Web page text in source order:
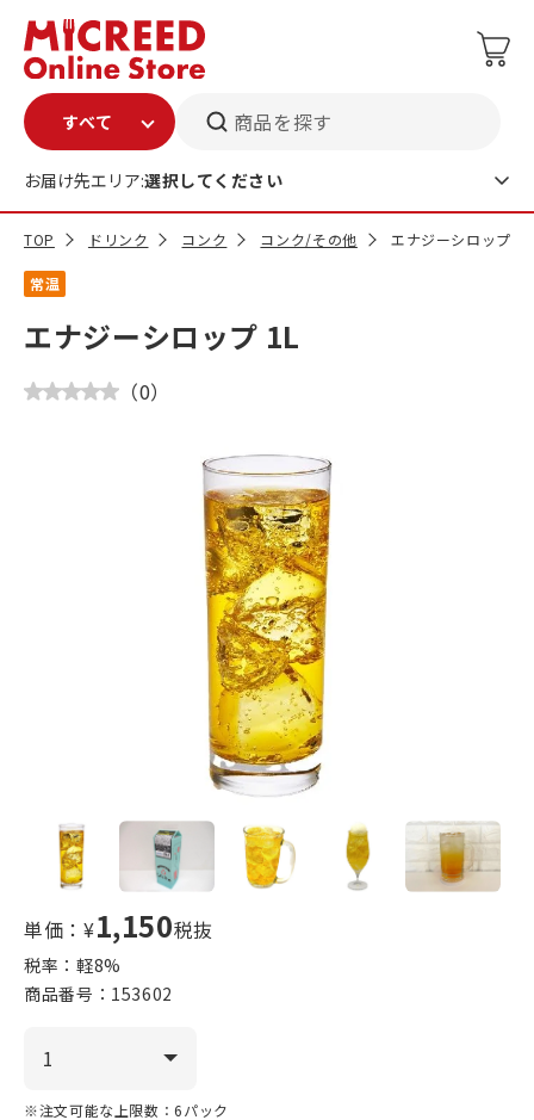
商品を探す
お届け先エリア:選択してください
TOP ドリンク コンク コンク/その他 エナジーシロップ 1L
常温
エナジーシロップ 1L
（0）
単価：¥1,150税抜
税率：軽8%
商品番号： 153602
※注文可能な上限数：6パック